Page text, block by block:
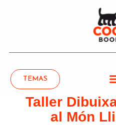
TEMAS
Taller
al Món